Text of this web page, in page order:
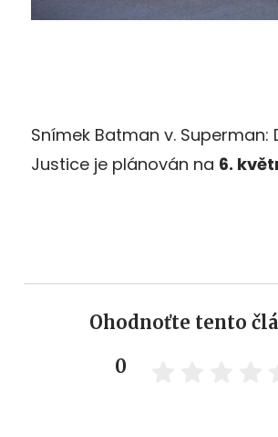
Snímek Batman v. Superman:
Justice je plánován na 6.
Ohodnoťte tento
0